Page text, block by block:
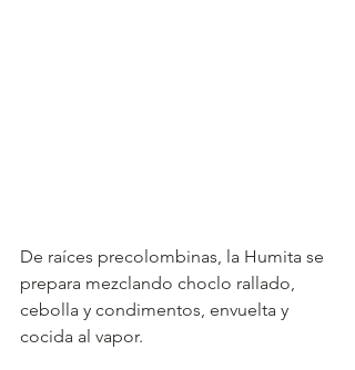
De raíces precolombinas, la Humita se
prepara mezclando choclo rallado,
cebolla y condimentos, envuelta y
cocida al vapor.